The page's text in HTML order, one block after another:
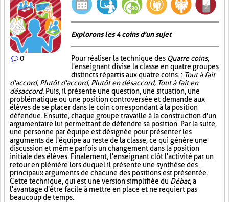
0
Explorons les 4 coins d'un sujet
Pour réaliser la technique des Quatre coins,
l'enseignant divise la classe en quatre groupes
distincts répartis aux quatre coins. : Tout à fait
d'accord, Plutôt d'accord, Plutôt en désaccord, Tout à fait en
désaccord. Puis, il présente une question, une situation, une
problématique ou une position controversée et demande aux
élèves de se placer dans le coin correspondant à la position
défendue. Ensuite, chaque groupe travaille à la construction d'un
argumentaire lui permettant de défendre sa position. Par la suite,
une personne par équipe est désignée pour présenter les
arguments de l'équipe au reste de la classe, ce qui génère une
discussion et même parfois un changement dans la position
initiale des élèves. Finalement, l'enseignant clôt l'activité par un
retour en plénière lors duquel il présente une synthèse des
principaux arguments de chacune des positions est présentée.
Cette technique, qui est une version simplifiée du Débat, a
l'avantage d'être facile à mettre en place et ne requiert pas
beaucoup de temps.